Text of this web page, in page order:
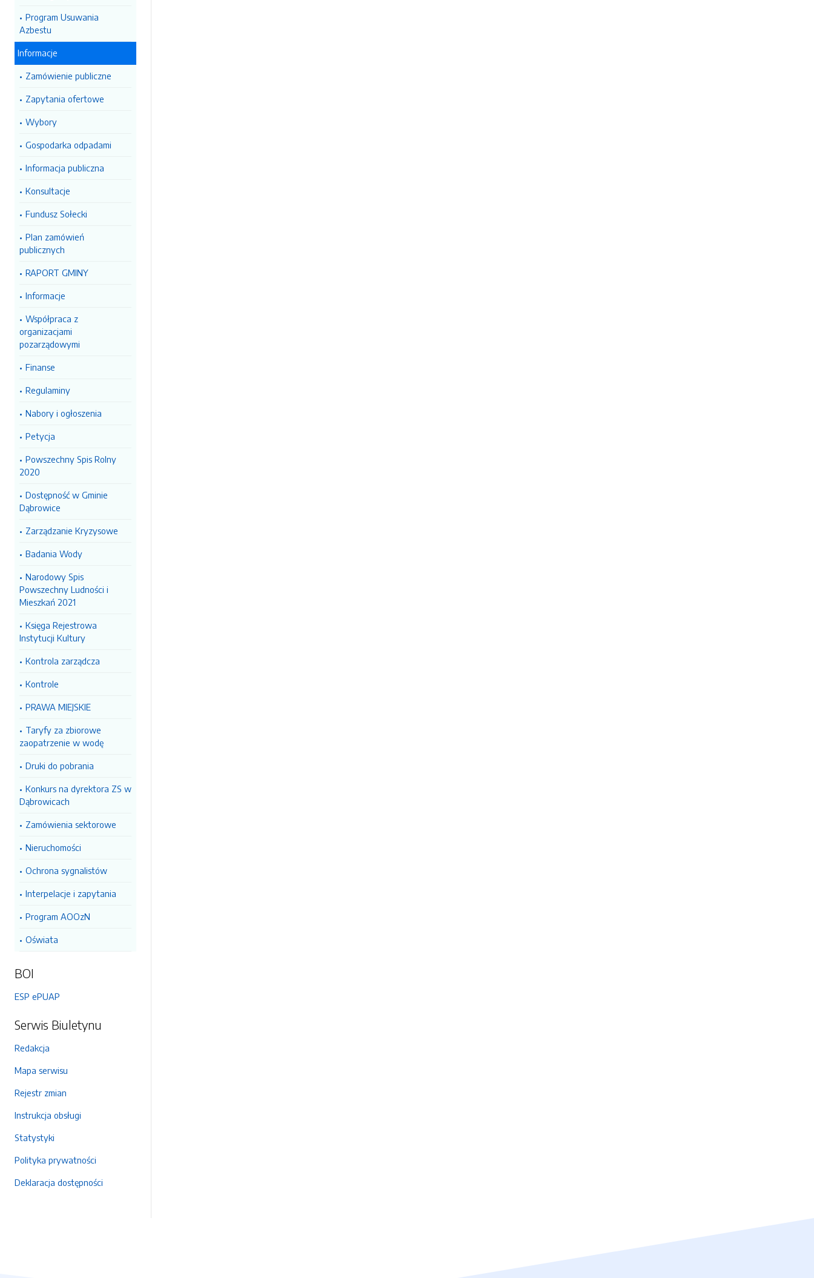
Program Usuwania
Azbestu
Informacje
Zamówienie publiczne
Zapytania ofertowe
Wybory
Gospodarka odpadami
Informacja publiczna
Konsultacje
Fundusz Sołecki
Plan zamówień
publicznych
RAPORT GMINY
Informacje
Współpraca z
organizacjami
pozarządowymi
Finanse
Regulaminy
Nabory i ogłoszenia
Petycja
Powszechny Spis Rolny
2020
Dostępność w Gminie
Dąbrowice
Zarządzanie Kryzysowe
Badania Wody
Narodowy Spis
Powszechny Ludności i
Mieszkań 2021
Księga Rejestrowa
Instytucji Kultury
Kontrola zarządcza
Kontrole
PRAWA MIEJSKIE
Taryfy za zbiorowe
zaopatrzenie w wodę
Druki do pobrania
Konkurs na dyrektora ZS w
Dąbrowicach
Zamówienia sektorowe
Nieruchomości
Ochrona sygnalistów
Interpelacje i zapytania
Program AOOzN
Oświata
BOI
ESP ePUAP
Serwis Biuletynu
Redakcja
Mapa serwisu
Rejestr zmian
Instrukcja obsługi
Statystyki
Polityka prywatności
Deklaracja dostępności